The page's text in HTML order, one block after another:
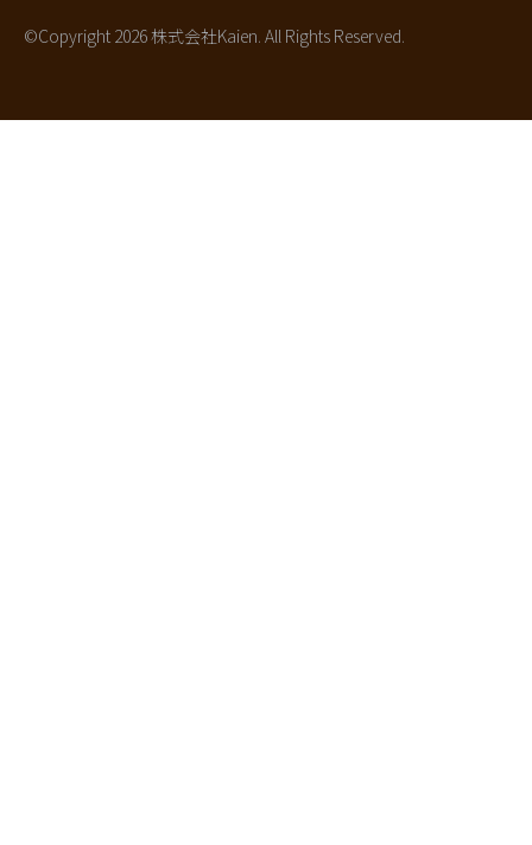
©Copyright 2026 株式会社Kaien. All Rights Reserved.